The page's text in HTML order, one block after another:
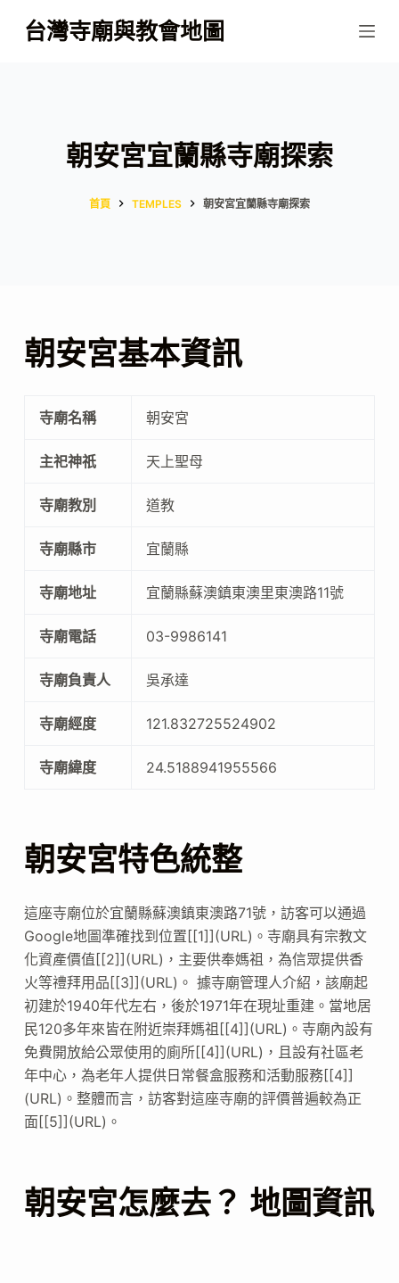
跳
至
台灣寺廟與教會地圖
朝安宮宜蘭縣寺廟探索
首頁 TEMPLES 朝安宮宜蘭縣寺廟探索
朝安宮基本資訊
寺廟名稱 朝安宮
主祀神祇 天上聖母
寺廟教別 道教
寺廟縣市 宜蘭縣
寺廟地址 宜蘭縣蘇澳鎮東澳里東澳路11號
寺廟電話 03-9986141
寺廟負責人 吳承達
寺廟經度 121.832725524902
寺廟緯度 24.5188941955566
朝安宮特色統整
這座寺廟位於宜蘭縣蘇澳鎮東澳路71號，訪客可以通過
Google地圖準確找到位置[[1]](URL)。寺廟具有宗教文
化資產價值[[2]](URL)，主要供奉媽祖，為信眾提供香
火等禮拜用品[[3]](URL)。 據寺廟管理人介紹，該廟起
初建於1940年代左右，後於1971年在現址重建。當地居
民120多年來皆在附近崇拜媽祖[[4]](URL)。寺廟內設有
免費開放給公眾使用的廁所[[4]](URL)，且設有社區老
年中心，為老年人提供日常餐盒服務和活動服務[[4]]
(URL)。整體而言，訪客對這座寺廟的評價普遍較為正
面[[5]](URL)。
朝安宮怎麼去？ 地圖資訊